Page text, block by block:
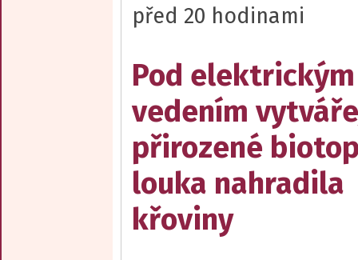
před 20 hodinami
Pod elektrickým
vedením
přirozené
louka nahradila
křoviny